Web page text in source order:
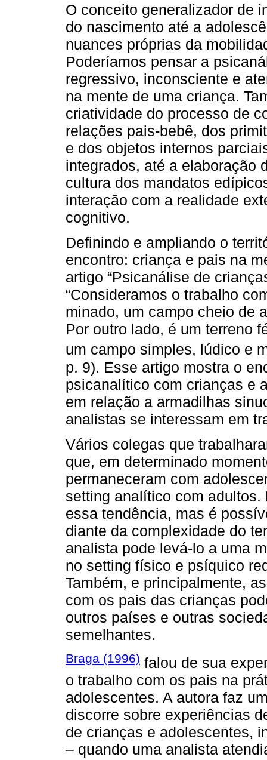
O conceito generalizador de
do nascimento até a
nuances próprias da
Poderíamos pensar a
regressivo, inconsciente e
na mente de uma criança.
criatividade do processo de
relações pais-bebê, dos
e dos objetos internos
integrados, até a elaboração
cultura dos mandatos
interação com a realidade
cognitivo.
Definindo e ampliando o
encontro: criança e pais na
artigo “Psicanálise de
“Consideramos o trabalho
minado, um campo cheio de
Por outro lado, é um terreno
um campo simples, lúdico e
p. 9). Esse artigo mostra o
psicanalítico com crianças e
em relação a armadilhas
analistas se interessam em
Vários colegas que
que, em determinado
permaneceram com
setting analítico com
essa tendência, mas é
diante da complexidade do
analista pode levá-lo a uma
no setting físico e psíquico
Também, e principalmente,
com os pais das crianças
outros países e outras
semelhantes.
Braga (1996) falou de sua
o trabalho com os pais na
adolescentes. A autora faz
discorre sobre experiências
de crianças e adolescentes,
– quando uma analista